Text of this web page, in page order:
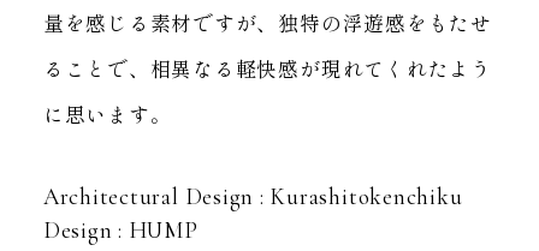
量を感じる素材ですが、 独特の浮遊感をもたせ
ることで、 相異なる軽快感が現れてくれたよう
に思います。
Architectural Design : Kurashitokenchiku
Design : HUMP